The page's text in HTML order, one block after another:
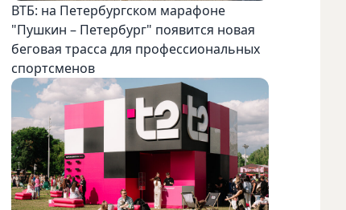
ВТБ: на Петербургском марафоне
"Пушкин – Петербург" появится новая
беговая трасса для профессиональных
спортсменов